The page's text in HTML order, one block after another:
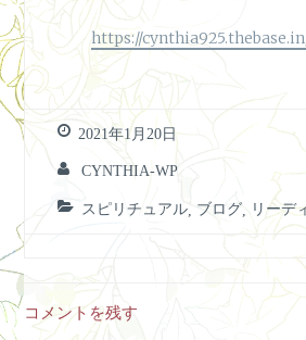
https://
2021年1月20日
CYNTHIA-WP
スピリチュアル ブログ リーデ
コメントを残す